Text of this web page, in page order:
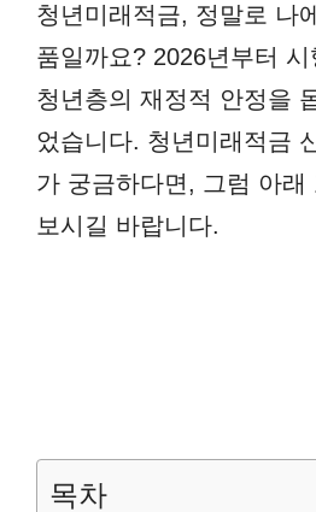
청년미래적금, 정말로 나
품일까요? 2026년부터
청년층의 재정적 안정을
었습니다. 청년미래적금
가 궁금하다면, 그럼 아래
보시길 바랍니다.
목차